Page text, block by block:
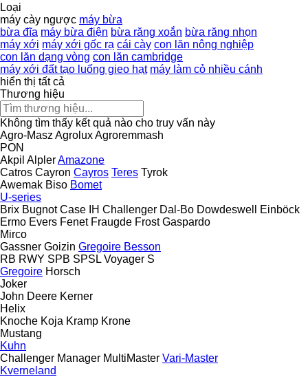
Loại
máy cày ngược máy bừa
bừa đĩa máy bừa điện bừa răng xoắn bừa răng nhọn
máy xới máy xới gốc rạ cái cày con lăn nông nghiệp
con lăn dạng vòng con lăn cambridge
máy xới đất tạo luống gieo hạt máy làm cỏ nhiều cánh
hiển thị tất cả
Thương hiệu
Không tìm thấy kết quả nào cho truy vấn này
Agro-Masz AgroluxAgroremmash
PON
Akpil AlplerAmazone
Catros Cayron Cayros Teres Tyrok
Awemak Biso Bomet
U-series
Brix Bugnot Case IH Challenger Dal-Bo Dowdeswell
Einböck
Ermo Evers Fenet Fraugde Frost Gaspardo
Mirco
Gassner Goizin Gregoire Besson
RB RWY SPB SPSL Voyager S
Gregoire Horsch
Joker
John Deere Kerner
Helix
Knoche Koja Kramp Krone
Mustang
Kuhn
Challenger Manager MultiMaster Vari-Master
Kverneland